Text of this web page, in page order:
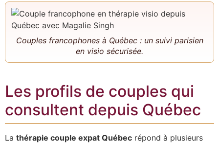
Couples francophones à Québec : un suivi parisien
en visio sécurisée.
Les profils de couples qui
consultent depuis Québec
La thérapie couple expat Québec répond à plusieurs